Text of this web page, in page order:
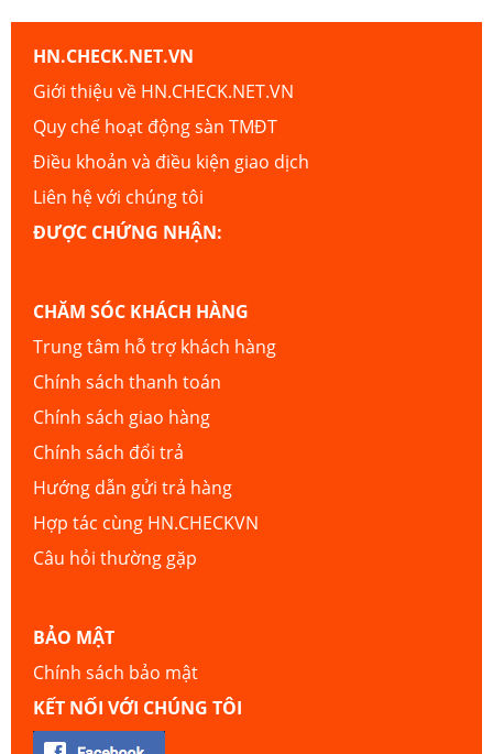
HN.CHECK.NET.VN
Giới thiệu về HN.CHECK.NET.VN
Quy chế hoạt động sàn TMĐT
Điều khoản và điều kiện giao dịch
Liên hệ với chúng tôi
ĐƯỢC CHỨNG NHẬN:
CHĂM SÓC KHÁCH HÀNG
Trung tâm hỗ trợ khách hàng
Chính sách thanh toán
Chính sách giao hàng
Chính sách đổi trả
Hướng dẫn gửi trả hàng
Hợp tác cùng HN.CHECKVN
Câu hỏi thường gặp
BẢO MẬT
Chính sách bảo mật
KẾT NỐI VỚI CHÚNG TÔI